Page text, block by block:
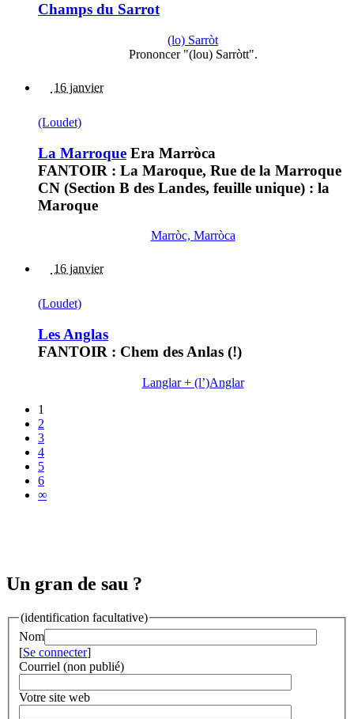
Champs du Sarrot
(lo) Sarròt
Prononcer "(lou) Sarròtt".
16 janvier
(Loudet)
La Marroque Era Marròca
FANTOIR : La Maroque, Rue de la Marroque
CN (Section B des Landes, feuille unique) : la
Maroque
Marròc, Marròca
16 janvier
(Loudet)
Les Anglas
FANTOIR : Chem des Anlas (!)
Langlar + (l’)Anglar
1
2
3
4
5
6
∞
Un gran de sau ?
(identification facultative)
Nom
[Se connecter]
Courriel (non publié)
Votre site web